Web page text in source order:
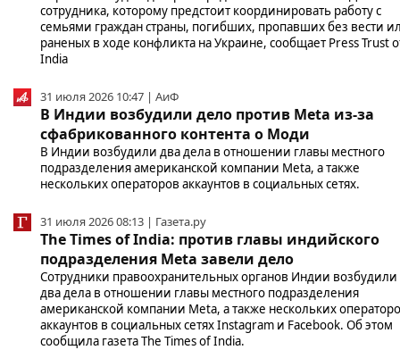
сотрудника, которому предстоит координировать работу с
семьями граждан страны, погибших, пропавших без вести
раненых в ходе конфликта на Украине, сообщает Press Trust
India
31 июля 2026 10:47 | АиФ
В Индии возбудили дело против Meta из-за
сфабрикованного контента о Моди
В Индии возбудили два дела в отношении главы местного
подразделения американской компании Meta, а также
нескольких операторов аккаунтов в социальных сетях.
31 июля 2026 08:13 | Газета.ру
The Times of India: против главы индийского
подразделения Meta завели дело
Сотрудники правоохранительных органов Индии возбудили
два дела в отношении главы местного подразделения
американской компании Meta, а также нескольких
аккаунтов в социальных сетях Instagram и Facebook. Об этом
сообщила газета The Times of India.